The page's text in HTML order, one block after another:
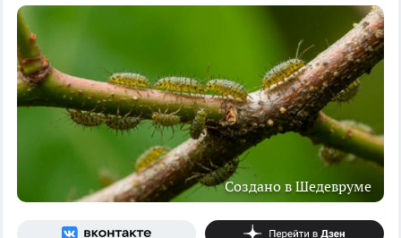
Создано в Шедевруме